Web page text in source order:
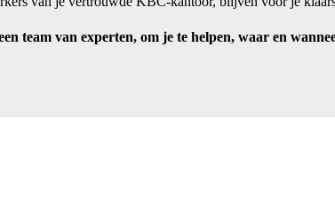
team van experten, om je te helpen, waar en